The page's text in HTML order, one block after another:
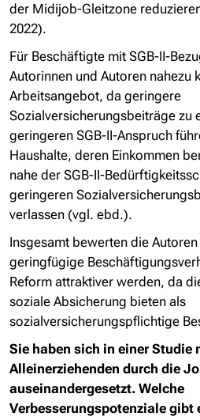
der Midijob-Gleitzone
2022).
Für Beschäftigte mit SGB-II-
Autorinnen und Autoren nahezu
Arbeitsangebot, da geringere
Sozialversicherungsbeiträge zu
geringeren SGB-II-Anspruch
Haushalte, deren Einkommen
nahe der SGB-II-
geringeren
verlassen (vgl. ebd.).
Insgesamt bewerten die
geringfügige
Reform attraktiver werden, da
soziale Absicherung bieten als
sozialversicherungspflichtige
Sie haben sich in einer Studie
Alleinerziehenden durch die
auseinandergesetzt. Welche
Verbesserungspotenziale gibt